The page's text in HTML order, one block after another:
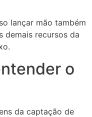
lançar mão também
demais recursos da
o
da captação de